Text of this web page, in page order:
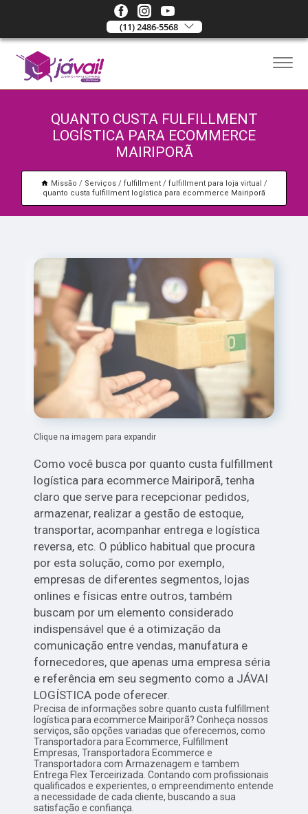
(11) 2486-5568
QUANTO CUSTA FULFILLMENT
LOGÍSTICA PARA ECOMMERCE
MAIRIPORÃ
Missão Serviços fulfillment
fulfillment para loja virtual
quanto custa fulfillment logística para ecommerce Mairiporã
Clique na imagem para expandir
Como você busca por quanto custa fulfillment
logística para ecommerce Mairiporã, tenha
claro que serve para recepcionar pedidos,
armazenar, realizar a gestão de estoque,
transportar, acompanhar entrega e logística
reversa, etc. O público habitual que procura
por esta solução, como por exemplo,
empresas de diferentes segmentos, lojas
onlines e físicas entre outros, também
buscam por um elemento considerado
indispensável que é a otimização da
comunicação entre vendas, manufatura e
fornecedores, que apenas uma empresa séria
e referência em seu segmento como a JÁVAI
LOGÍSTICA pode oferecer.
Precisa de informações sobre quanto custa fulfillment
logística para ecommerce Mairiporã? Conheça nossos
serviços, são opções variadas que oferecemos, como
Transportadora para Ecommerce, Fulfillment
Empresas, Transportadora Ecommerce e
Transportadora com Armazenagem e tambem
Entrega Flex Terceirizada. Contando com profissionais
qualificados e experientes, o empreendimento entende
a necessidade de cada cliente, buscando a sua
satisfação e confiança.